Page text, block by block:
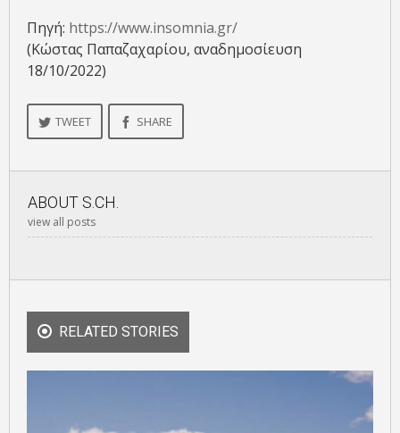
Πηγή: https://www.insomnia.gr/
(Κώστας Παπαζαχαρίου, αναδημοσίευση
18/10/2022)
TWEET SHARE
ABOUT S.CH.
view all posts
RELATED STORIES